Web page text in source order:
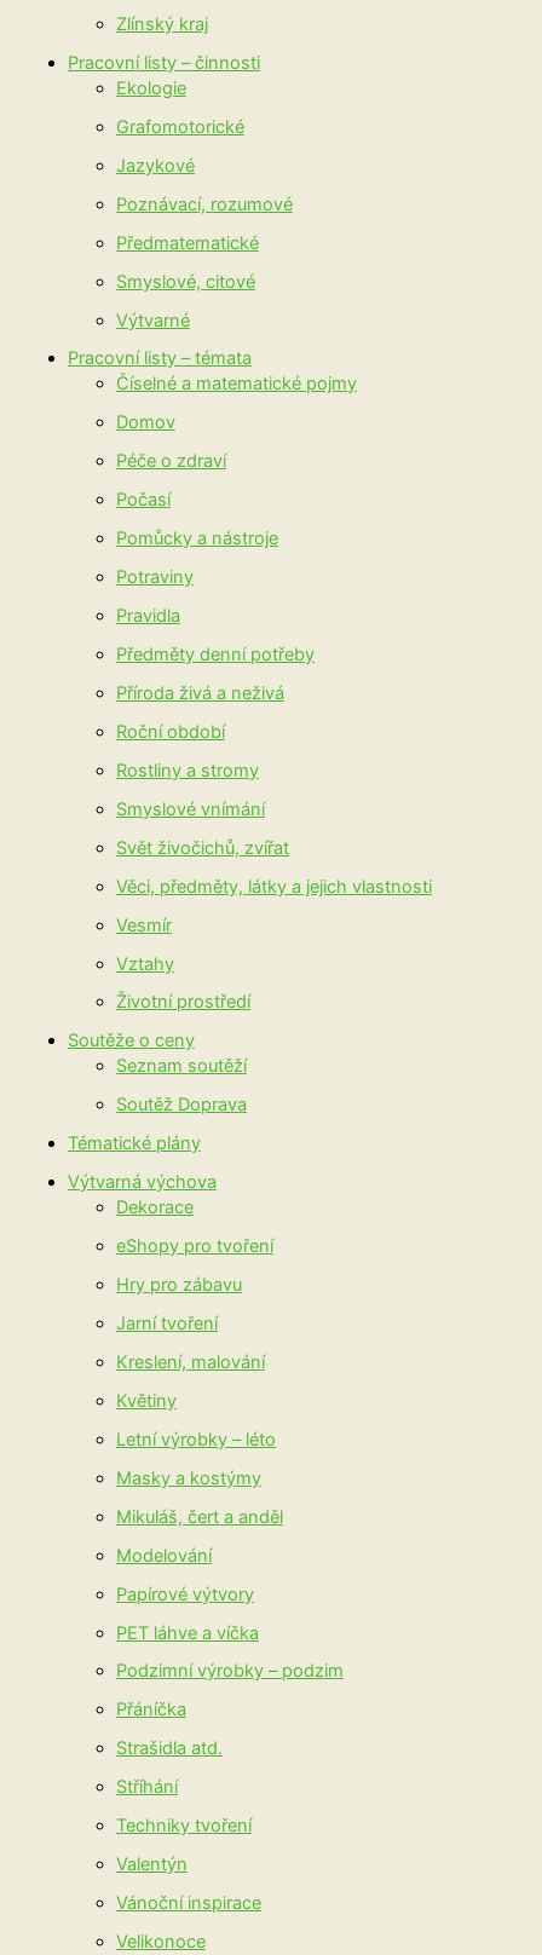
Zlínský kraj
Pracovní listy – činnosti
Ekologie
Grafomotorické
Jazykové
Poznávací, rozumové
Předmatematické
Smyslové, citové
Výtvarné
Pracovní listy – témata
Číselné a matematické pojmy
Domov
Péče o zdraví
Počasí
Pomůcky a nástroje
Potraviny
Pravidla
Předměty denní potřeby
Příroda živá a neživá
Roční období
Rostliny a stromy
Smyslové vnímání
Svět živočichů, zvířat
Věci, předměty, látky a jejich vlastnosti
Vesmír
Vztahy
Životní prostředí
Soutěže o ceny
Seznam soutěží
Soutěž Doprava
Tématické plány
Výtvarná výchova
Dekorace
eShopy pro tvoření
Hry pro zábavu
Jarní tvoření
Kreslení, malování
Květiny
Letní výrobky – léto
Masky a kostýmy
Mikuláš, čert a anděl
Modelování
Papírové výtvory
PET láhve a víčka
Podzimní výrobky – podzim
Přáníčka
Strašidla atd.
Stříhání
Techniky tvoření
Valentýn
Vánoční inspirace
Velikonoce